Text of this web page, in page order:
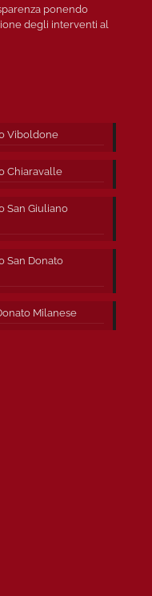
ponendo
degli interventi al
Viboldone
Chiaravalle
San Giuliano
San Donato
Milanese